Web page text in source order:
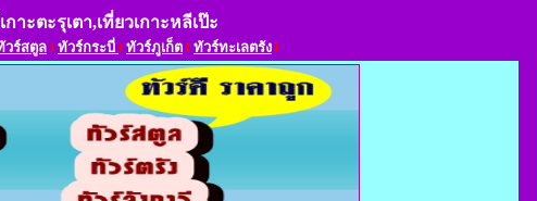
าะตะรุเตา,เที่ยวเกาะหลีเป๊ะ
วร์สตูลl ทัวร์กระบี่ l ทัวร์ภูเก็ต l ทัวร์ทะเลตรัง l